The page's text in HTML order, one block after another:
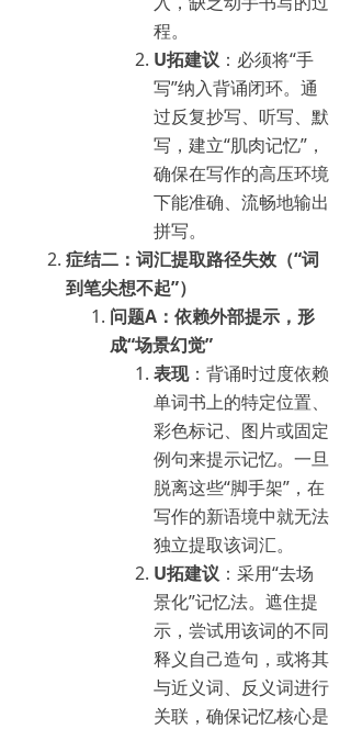
程。
U拓建议 ：必须将“手
写”纳入背诵闭环。通
过反复抄写、听写、默
写，建立“肌肉记忆”，
确保在写作的高压环境
下能准确、流畅地输出
拼写。
症结二：词汇提取路径失效（“词
到笔尖想不起”）
问题A：依赖外部提示，形
成“场景幻觉”
表现：背诵时过度依赖
单词书上的特定位置、
彩色标记、图片或固定
例句来提示记忆。一旦
脱离这些“脚手架”，在
写作的新语境中就无法
独立提取该词汇。
U拓建议 ：采用“去场
景化”记忆法。遮住提
示，尝试用该词的不同
释义自己造句，或将其
与近义词、反义词进行
关联，确保记忆核心是